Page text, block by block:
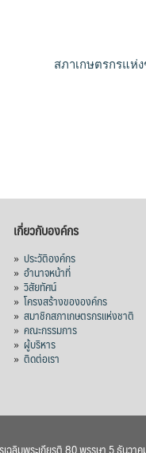
สภาเกษตรกรแห่
เกี่ยวกับองค์กร
»ประวัติองค์กร
»อำนาจหน้าที่
»วิสัยทัศน์
»โครงสร้างขององค์กร
»สมาชิกสภาเกษตรกรแห่งชาติ
»คณะกรรมการ
» ผู้บริหาร
»ติดต่อเรา
ฉลิมพระเกียรติ 80 พรรษา 5 ธันว